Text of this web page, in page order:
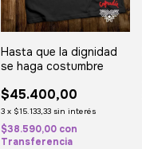
Hasta que la dignidad
se haga costumbre
$45.400,00
3 x $15.133,33 sin interés
$38.590,00 con
Transferencia